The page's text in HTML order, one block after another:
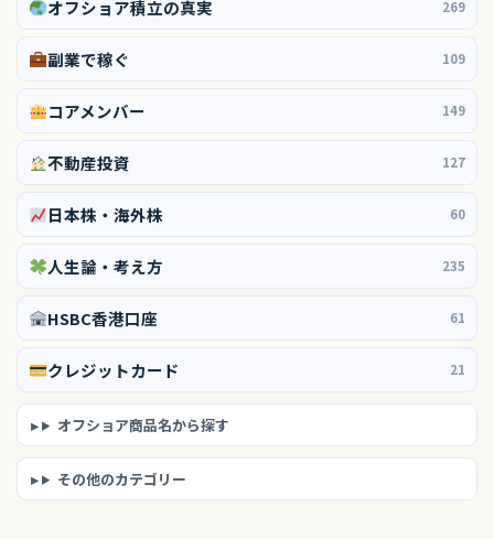
オフショア積立の真実 269
副業で稼ぐ 109
コアメンバー 149
不動産投資 127
日本株・海外株 60
人生論・考え方 235
HSBC香港口座 61
クレジットカード 21
オフショア商品名から探す
その他のカテゴリー